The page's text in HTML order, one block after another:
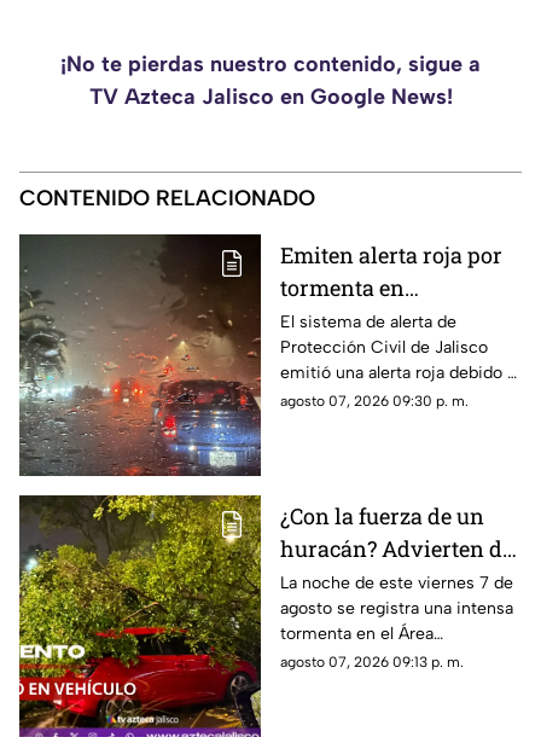
¡No te pierdas nuestro contenido, sigue a
TV Azteca Jalisco en Google News!
CONTENIDO RELACIONADO
Emiten alerta roja por
tormenta en
Guadalajara; advierten
de caída de árboles e
inundaciones
El sistema de alerta de
Protección Civil de Jalisco
emitió una alerta roja debido a
la fuerte tormenta que se
agosto 07, 2026 09:30 p. m.
¿Con la fuerza de un
huracán? Advierten de
FUERTES RACHAS DE
VIENTO superiores a
los 60 km/h durante
lluvia en Guadalajara
La noche de este viernes 7 de
agosto se registra una intensa
tormenta en el Área
Metropolitana de Guadalajara,
agosto 07, 2026 09:13 p. m.